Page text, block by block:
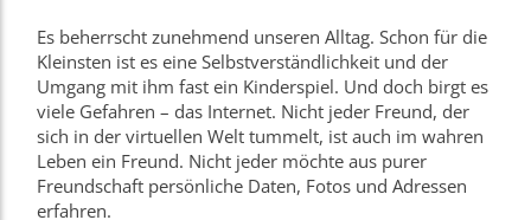
Es beherrscht zunehmend unseren Alltag. Schon für die
Kleinsten ist es eine Selbstverständlichkeit und der
Umgang mit ihm fast ein Kinderspiel. Und doch birgt es
viele Gefahren – das Internet. Nicht jeder Freund, der
sich in der virtuellen Welt tummelt, ist auch im wahren
Leben ein Freund. Nicht jeder möchte aus purer
Freundschaft persönliche Daten, Fotos und Adressen
erfahren.